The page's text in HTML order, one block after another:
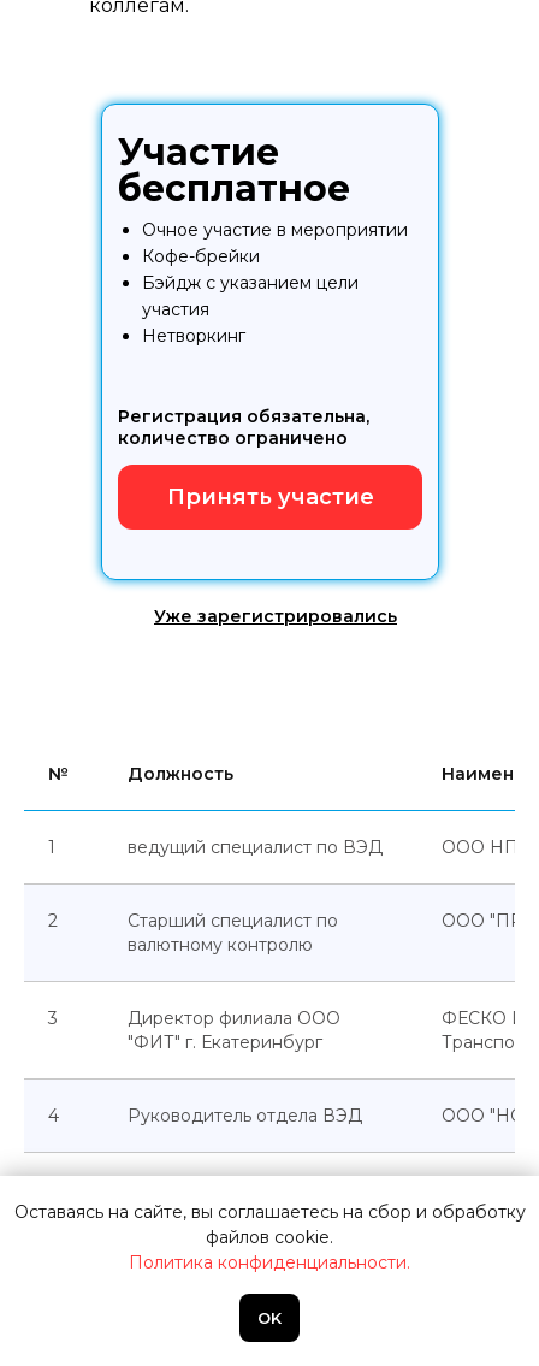
коллегам.
Участие
бесплатное
Очное участие в мероприятии
Кофе-брейки
Бэйдж с указанием цели
участия
Нетворкинг
Принять участие
Регистрация обязательна,
количество ограничено
Уже зарегистрировались
№ Должность
1 ведущий специалист по ВЭД ООО НПП
2
Старший специалист по
валютному контролю
ООО
3
Директор филиала ООО
"ФИТ" г. Екатеринбург
ФЕСКО
Транспорт
4 Руководитель отдела ВЭД ООО
Руководитель
Бухгалтер ВЭД
Оставаясь на сайте, вы соглашаетесь на сбор и обработку
файлов cookie.
Политика конфиденциальности.
OK